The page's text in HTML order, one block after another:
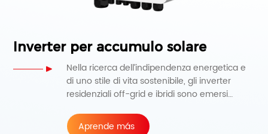
Inverter per accumulo solare
Nella ricerca dell’indipendenza energetica e
di uno stile di vita sostenibile, gli inverter
residenziali off-grid e ibridi sono emersi
Aprende más